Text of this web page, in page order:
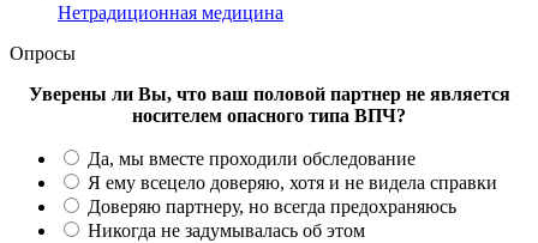
Нетрадиционная медицина
Опросы
Уверены ли Вы, что ваш половой партнер не является
носителем опасного типа ВПЧ?
Да, мы вместе проходили обследование
Я ему всецело доверяю, хотя и не видела справки
Доверяю партнеру, но всегда предохраняюсь
Никогда не задумывалась об этом